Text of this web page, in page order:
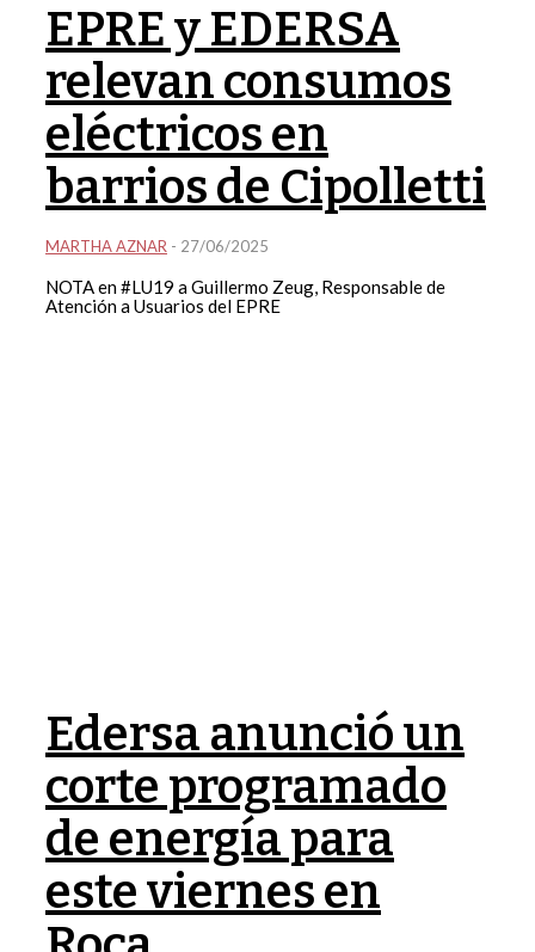
EPRE y EDERSA
relevan consumos
eléctricos en
barrios de Cipolletti
MARTHA AZNAR - 27/06/2025
NOTA en #LU19 a Guillermo Zeug, Responsable de
Atención a Usuarios del EPRE
Edersa anunció un
corte programado
de energía para
este viernes en